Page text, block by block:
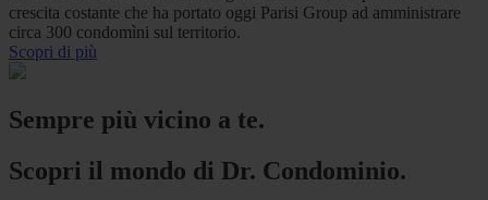
crescita costante che ha portato oggi Parisi Group ad amministrare
circa 300 condomìni sul territorio.
Scopri di più
Sempre più vicino a te.
Scopri il mondo di Dr. Condominio.